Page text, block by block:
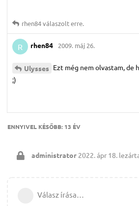
rhen84válaszolt erre.
R rhen84 2009. máj 26.
Ulysses Ezt még nem olvastam, de
;)
ENNYIVEL KÉSŐBB: 13 ÉV
administrator 2022. ápr 18.
Válasz írása…